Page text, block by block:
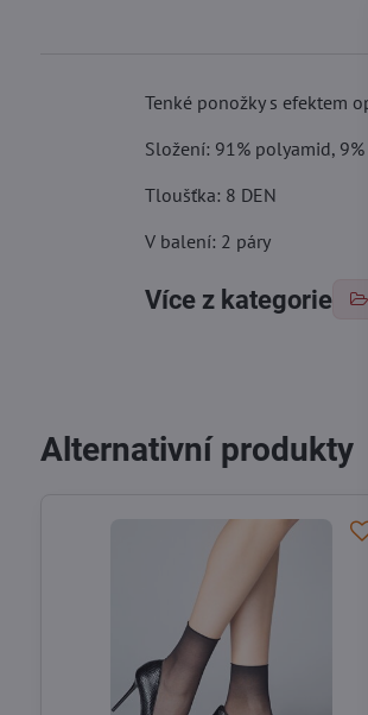
Tenké ponožky s efektem
Složení: 91% polyamid, 9%
Tloušťka: 8 DEN
V balení: 2 páry
Více z kategorie
Alternativní produkty